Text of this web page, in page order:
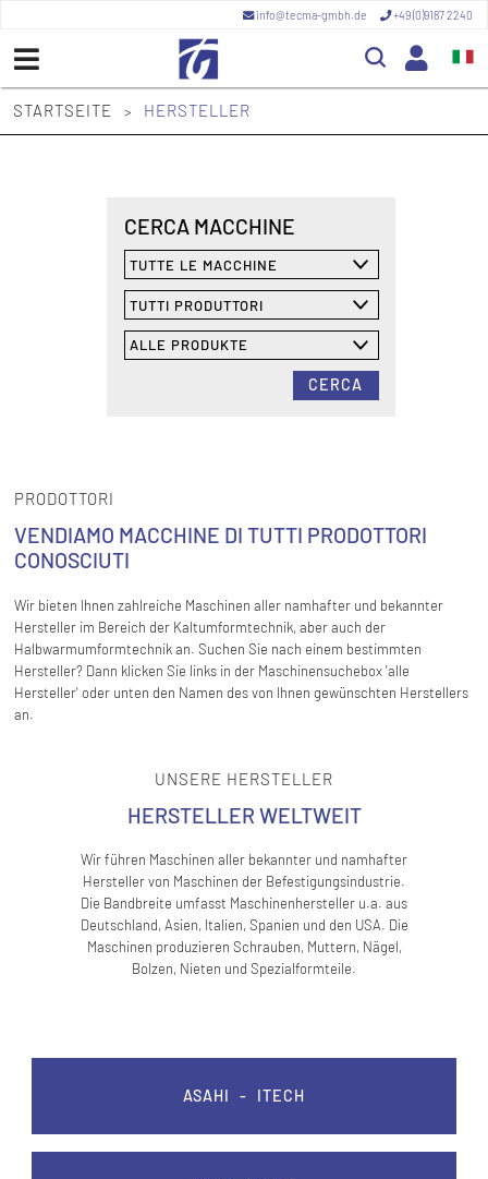
info@tecma-gmbh.de +49 (0)9187 2240
STARTSEITE > HERSTELLER
CERCA MACCHINE
CERCA
PRODOTTORI
VENDIAMO MACCHINE DI TUTTI PRODOTTORI
CONOSCIUTI
Wir bieten Ihnen zahlreiche Maschinen aller namhafter und bekannter
Hersteller im Bereich der Kaltumformtechnik, aber auch der
Halbwarmumformtechnik an. Suchen Sie nach einem bestimmten
Hersteller? Dann klicken Sie links in der Maschinensuchebox 'alle
Hersteller' oder unten den Namen des von Ihnen gewünschten Herstellers
an.
UNSERE HERSTELLER
HERSTELLER WELTWEIT
Wir führen Maschinen aller bekannter und namhafter
Hersteller von Maschinen der Befestigungsindustrie.
Die Bandbreite umfasst Maschinenhersteller u.a. aus
Deutschland, Asien, Italien, Spanien und den USA. Die
Maschinen produzieren Schrauben, Muttern, Nägel,
Bolzen, Nieten und Spezialformteile.
ASAHI - ITECH